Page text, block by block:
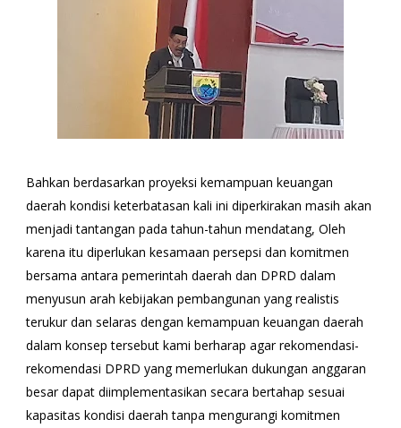
Bahkan berdasarkan proyeksi kemampuan keuangan
daerah kondisi keterbatasan kali ini diperkirakan masih akan
menjadi tantangan pada tahun-tahun mendatang, Oleh
karena itu diperlukan kesamaan persepsi dan komitmen
bersama antara pemerintah daerah dan DPRD dalam
menyusun arah kebijakan pembangunan yang realistis
terukur dan selaras dengan kemampuan keuangan daerah
dalam konsep tersebut kami berharap agar rekomendasi-
rekomendasi DPRD yang memerlukan dukungan anggaran
besar dapat diimplementasikan secara bertahap sesuai
kapasitas kondisi daerah tanpa mengurangi komitmen